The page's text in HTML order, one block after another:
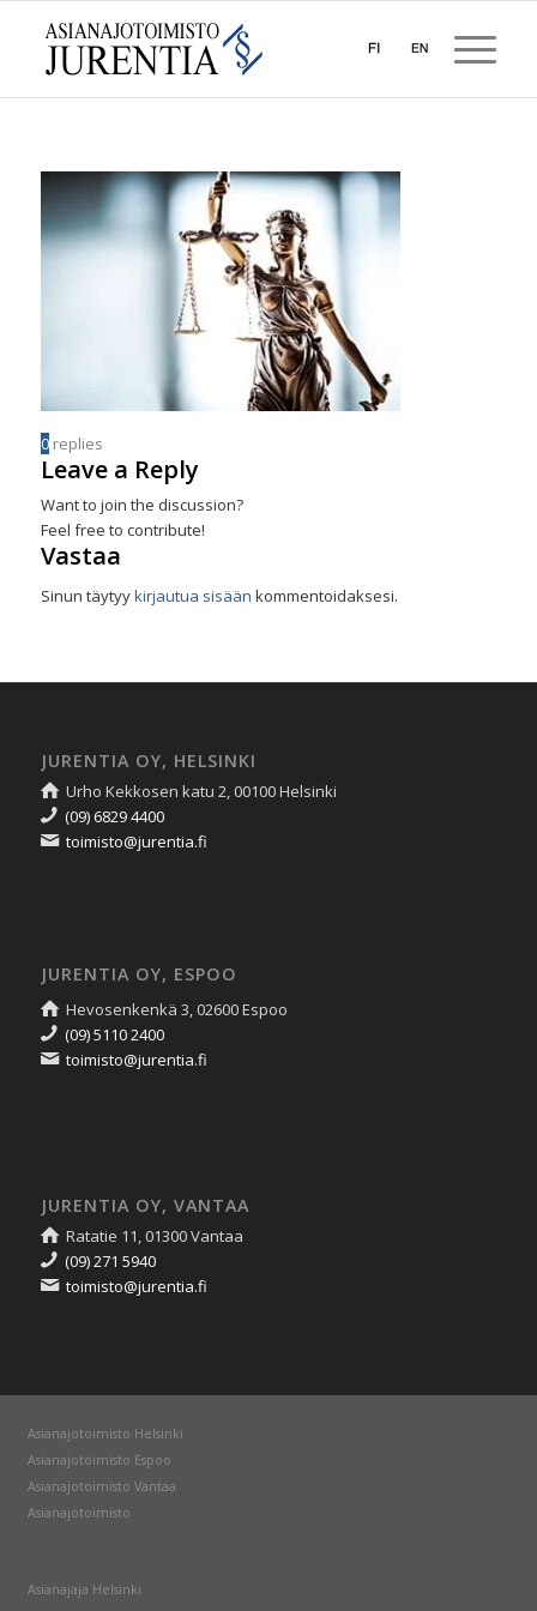
0 replies
Leave a Reply
Want to join the discussion?
Feel free to contribute!
Vastaa
Sinun täytyykirjautua sisään kommentoidaksesi.
JURENTIA OY, HELSINKI
Urho Kekkosen katu 2, 00100 Helsinki
(09) 6829 4400
toimisto@jurentia.fi
JURENTIA OY, ESPOO
Hevosenkenkä 3, 02600 Espoo
(09) 5110 2400
toimisto@jurentia.fi
JURENTIA OY, VANTAA
Ratatie 11, 01300 Vantaa
(09) 271 5940
toimisto@jurentia.fi
Asianajotoimisto Helsinki
Asianajotoimisto Espoo
Asianajotoimisto Vantaa
Asianajotoimisto
Asianajaja Helsinki